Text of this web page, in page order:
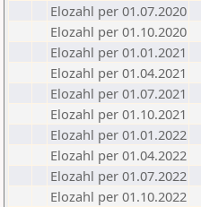
Elozahl per 01.07.2020
Elozahl per 01.10.2020
Elozahl per 01.01.2021
Elozahl per 01.04.2021
Elozahl per 01.07.2021
Elozahl per 01.10.2021
Elozahl per 01.01.2022
Elozahl per 01.04.2022
Elozahl per 01.07.2022
Elozahl per 01.10.2022